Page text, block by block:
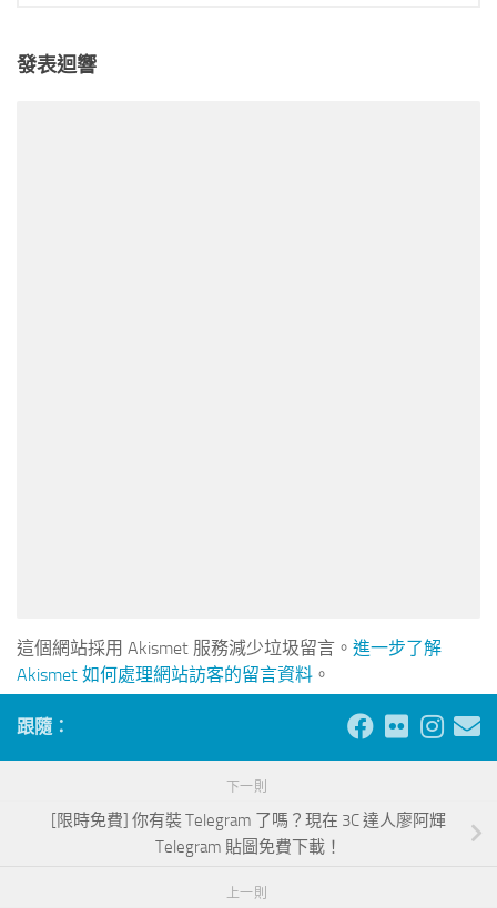
發表迴響
這個網站採用 Akismet 服務減少垃圾留言。 進一步了解
Akismet 如何處理網站訪客的留言資料 。
跟隨：
下一則
[限時免費] 你有裝 Telegram 了嗎？現在 3C 達人廖阿輝
Telegram 貼圖免費下載！
上一則